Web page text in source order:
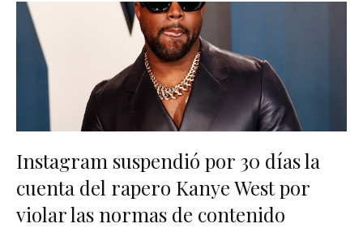
Instagram suspendió por 30 días la
cuenta del rapero Kanye West por
violar las normas de contenido